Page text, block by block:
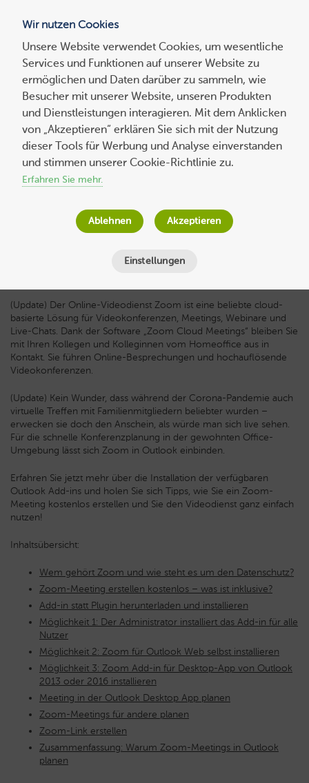
Suchen
nach:
Zoom in Outlook integrieren und
Meetings planen
Wolf-Dieter Fiege am27. Juli 2023
Minuten
(Update) Der Online-Videodienst Zoom ist eine beliebte cloud-
basierte Lösung für Videokonferenzen, Meetings, Webinare und
Live-Chats. Dank der Software „Zoom Cloud Meetings“ bleiben Sie
mit Ihren Kollegen und Kolleginnen vom Homeoffice aus in
Kontakt. Sie führen Online-Besprechungen und hochauflösende
Videokonferenzen.
(Update) Kein Wunder, dass während der Corona-Pandemie auch
virtuelle Treffen mit Familienmitgliedern beliebter wurden –
erwecken sie doch den Anschein, als würde man sich live sehen.
Für die schnelle Konferenzplanung in der gewohnten Office-
Umgebung lässt sich Zoom in Outlook einbinden.
Erfahren Sie jetzt mehr über die Installation der verfügbaren
Outlook Add-ins und holen Sie sich Tipps, wie Sie ein Zoom-
Meeting kostenlos erstellen und Sie den Videodienst ganz einfach
nutzen!
Inhaltsübersicht:
Wem gehört Zoom und wie steht es um den Datenschutz?
Zoom-Meeting erstellen kostenlos – was ist inklusive?
Add-in statt Plugin herunterladen und installieren
Möglichkeit 1: Der Administrator installiert das Add-in für alle
Nutzer
Möglichkeit 2: Zoom für Outlook Web selbst installieren
Möglichkeit 3: Zoom Add-in für Desktop-App von Outlook
2013 oder 2016 installieren
Meeting in der Outlook Desktop App planen
Zoom-Meetings für andere planen
Zoom-Link erstellen
Zusammenfassung: Warum Zoom-Meetings in Outlook
planen
Wir nutzen Cookies
Unsere Website verwendet Cookies, um wesentliche
Services und Funktionen auf unserer Website zu
ermöglichen und Daten darüber zu sammeln, wie
Besucher mit unserer Website, unseren Produkten
und Dienstleistungen interagieren. Mit dem Anklicken
von „Akzeptieren“ erklären Sie sich mit der Nutzung
dieser Tools für Werbung und Analyse einverstanden
und stimmen unserer Cookie-Richtlinie zu.
Erfahren Sie mehr.
Einstellungen
Ablehnen Akzeptieren